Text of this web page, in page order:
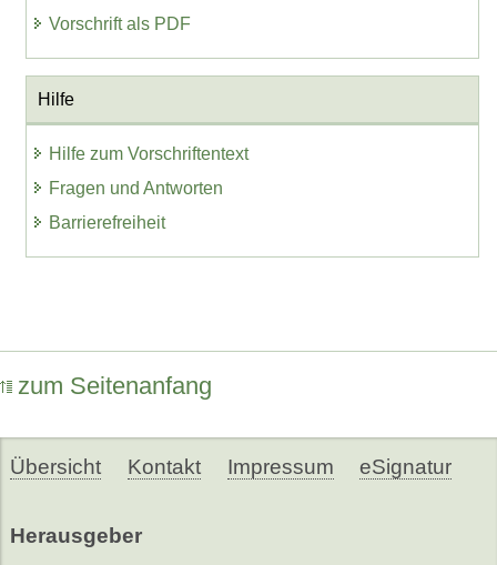
Vorschrift als PDF
Hilfe
Hilfe zum Vorschriftentext
Fragen und Antworten
Barrierefreiheit
zum Seitenanfang
Übersicht Kontakt Impressum eSignatur
Herausgeber